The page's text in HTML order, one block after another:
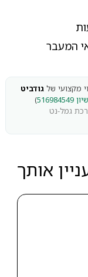
המעבר
מקצועי של גודביט
)
על מערכת גמל-נט
אותך